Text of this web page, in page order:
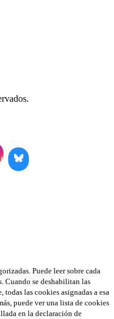
Puede leer sobre cada
Cuando se deshabilitan las
las cookies asignadas a esa
puede ver una lista de cookies
en la declaración de